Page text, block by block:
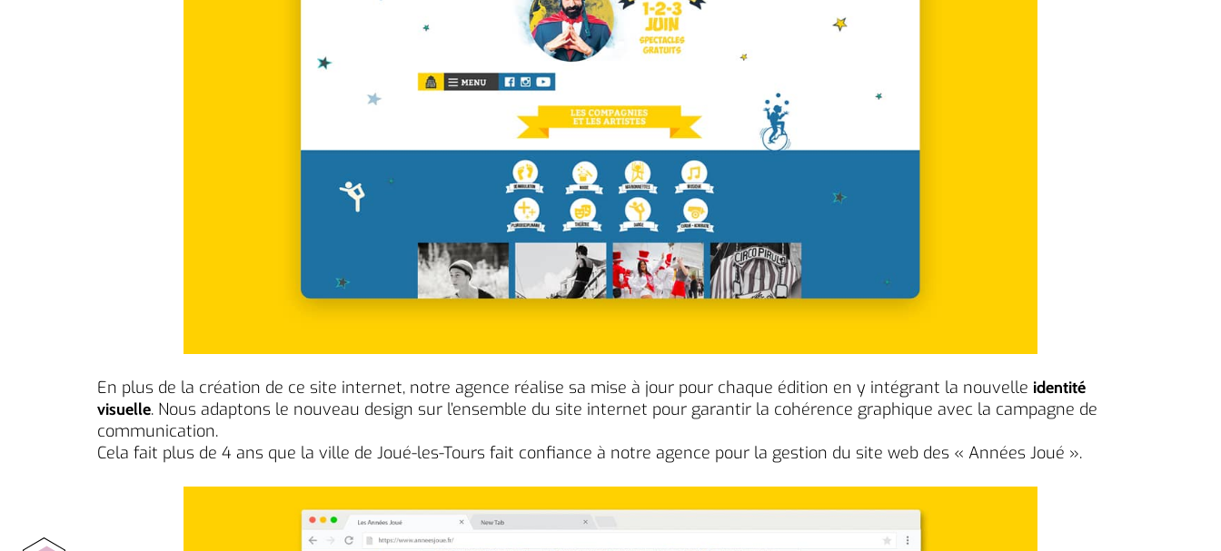
En plus de la création de ce site internet, notre agence réalise sa mise à jour pour chaque édition en y intégrant la nouvelle identité
visuelle. Nous adaptons le nouveau design sur l’ensemble du site internet pour garantir la cohérence graphique avec la campagne de
communication.
Cela fait plus de 4 ans que la ville de Joué-les-Tours fait confiance à notre agence pour la gestion du site web des « Années Joué ».